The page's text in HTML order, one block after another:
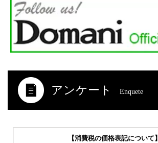
アンケート Enquete
【消費税の価格表記について】